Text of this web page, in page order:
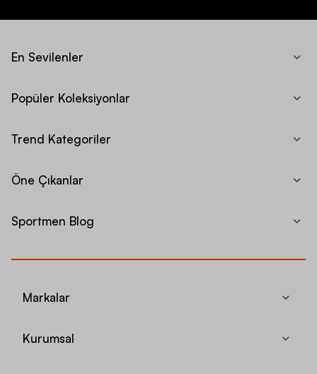
En Sevilenler
Popüler Koleksiyonlar
Trend Kategoriler
Öne Çıkanlar
Sportmen Blog
Markalar
Kurumsal